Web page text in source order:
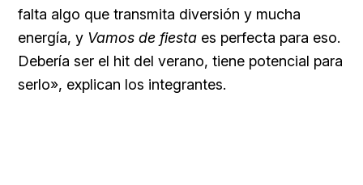
falta algo que transmita diversión y mucha
energía, y Vamos de fiesta es perfecta para eso.
Debería ser el hit del verano, tiene potencial para
serlo», explican los integrantes.